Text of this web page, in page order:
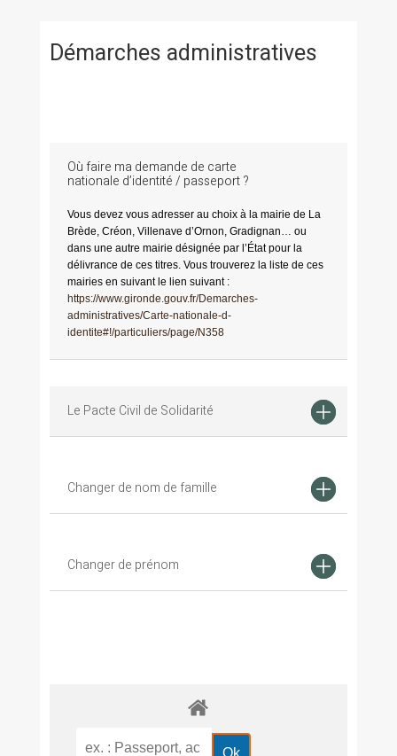
Démarches administratives
Où faire ma demande de carte
nationale d’identité / passeport ?
Vous devez vous adresser au choix à la mairie de La
Brède, Créon, Villenave d’Ornon, Gradignan… ou
dans une autre mairie désignée par l’État pour la
délivrance de ces titres. Vous trouverez la liste de ces
mairies en suivant le lien suivant :
https://www.gironde.gouv.fr/Demarches-
administratives/Carte-nationale-d-
identite#!/particuliers/page/N358
Le Pacte Civil de Solidarité
Changer de nom de famille
Changer de prénom